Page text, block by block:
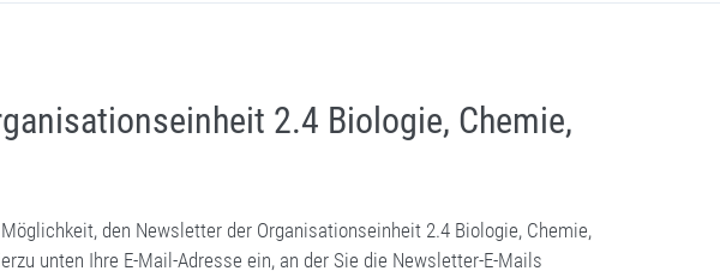
2.4 Biologie, Chemie,
den Newsletter der Organisationseinheit 2.4 Biologie, Chemie,
unten Ihre E-Mail-Adresse ein, an der Sie die Newsletter-E-Mails